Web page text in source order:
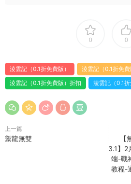
0 0
淩雲記（0.1折免費版）
淩雲記（0.1折免
淩雲記（0.1折免費版）折扣
淩雲記（0.1
上一篇
禦龍無雙
3.1】2
端-戰
教程-